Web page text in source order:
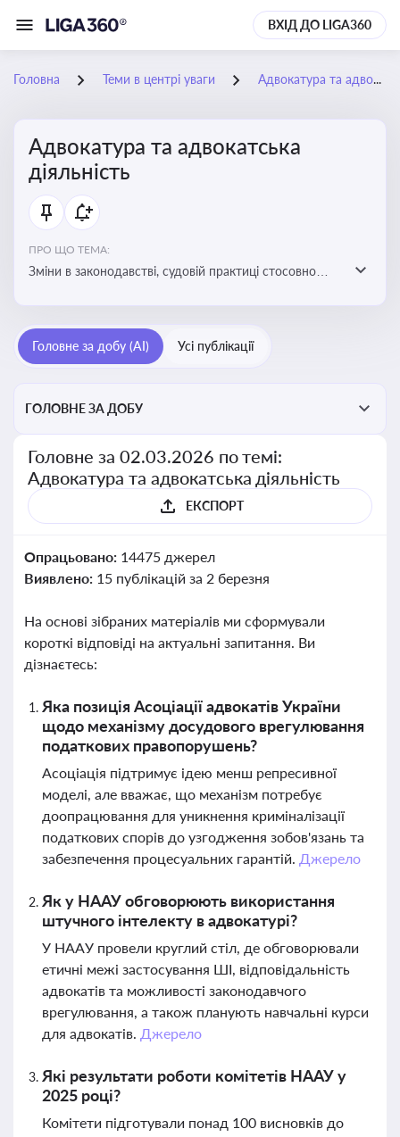
ВХІД ДО LIGA360
Головна Теми в центрі уваги Адвокатура та адвокатська діяльність
Адвокатура та адвокатська
діяльність
ПРО ЩО ТЕМА:
Зміни в законодавстві, судовій практиці стосовно
Головне за добу (AI) Усі публікації
ГОЛОВНЕ ЗА ДОБУ
Головне за 02.03.2026 по темі:
Адвокатура та адвокатська діяльність
ЕКСПОРТ
Опрацьовано: 14475 джерел
Виявлено: 15 публікацій за 2 березня
На основі зібраних матеріалів ми сформували
короткі відповіді на актуальні запитання. Ви
дізнаєтесь:
Яка позиція Асоціації адвокатів України
щодо механізму досудового врегулювання
податкових правопорушень?
Асоціація підтримує ідею менш репресивної
моделі, але вважає, що механізм потребує
доопрацювання для уникнення криміналізації
податкових спорів до узгодження зобов'язань та
забезпечення процесуальних гарантій. Джерело
Як у НААУ обговорюють використання
штучного інтелекту в адвокатурі?
У НААУ провели круглий стіл, де обговорювали
етичні межі застосування ШІ, відповідальність
адвокатів та можливості законодавчого
врегулювання, а також планують навчальні курси
для адвокатів. Джерело
Які результати роботи комітетів НААУ у
2025 році?
Комітети підготували понад 100 висновків до